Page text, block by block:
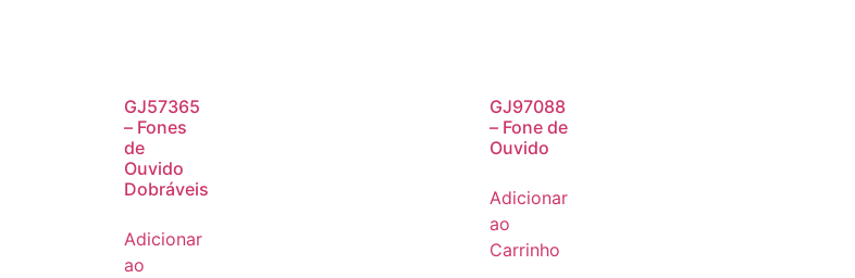
GJ57365
– Fones
de
Ouvido
Dobráveis
Adicionar
ao
GJ97088
– Fone de
Ouvido
Adicionar
ao
Carrinho